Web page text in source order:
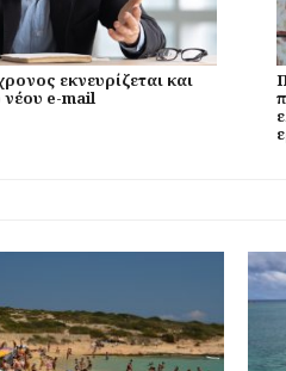
εκνευρίζεται και
e-mail